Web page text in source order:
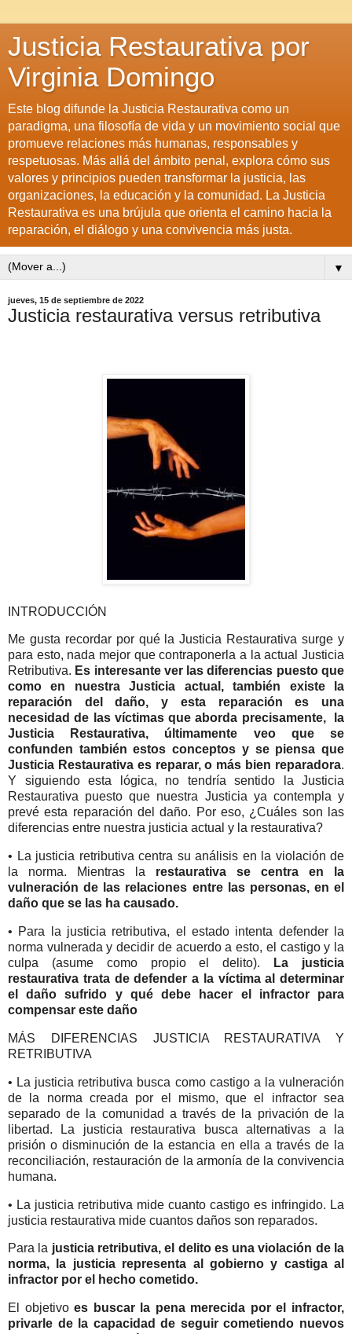
Justicia Restaurativa por
Virginia Domingo
Este blog difunde la Justicia Restaurativa como un
paradigma, una filosofía de vida y un movimiento social que
promueve relaciones más humanas, responsables y
respetuosas. Más allá del ámbito penal, explora cómo sus
valores y principios pueden transformar la justicia, las
organizaciones, la educación y la comunidad. La Justicia
Restaurativa es una brújula que orienta el camino hacia la
reparación, el diálogo y una convivencia más justa.
▼
jueves, 15 de septiembre de 2022
Justicia restaurativa versus retributiva
INTRODUCCIÓN
Me gusta recordar por qué la Justicia Restaurativa surge y
para esto, nada mejor que contraponerla a la actual Justicia
Retributiva. Es interesante ver las diferencias puesto que
como en nuestra Justicia actual, también existe la
reparación del daño, y esta reparación es una
necesidad de las víctimas que aborda precisamente, la
Justicia Restaurativa, últimamente veo que se
confunden también estos conceptos y se piensa que
Justicia Restaurativa es reparar, o más bien reparadora.
Y siguiendo esta lógica, no tendría sentido la Justicia
Restaurativa puesto que nuestra Justicia ya contempla y
prevé esta reparación del daño. Por eso, ¿Cuáles son las
diferencias entre nuestra justicia actual y la restaurativa?
• La justicia retributiva centra su análisis en la violación de
la norma. Mientras la restaurativa se centra en la
vulneración de las relaciones entre las personas, en el
daño que se las ha causado.
• Para la justicia retributiva, el estado intenta defender la
norma vulnerada y decidir de acuerdo a esto, el castigo y la
culpa (asume como propio el delito).
La justicia
restaurativa trata de defender a la víctima al determinar
el daño sufrido y qué debe hacer el infractor para
compensar este daño
MÁS DIFERENCIAS JUSTICIA RESTAURATIVA Y
RETRIBUTIVA
• La justicia retributiva busca como castigo a la vulneración
de la norma creada por el mismo, que el infractor sea
separado de la comunidad a través de la privación de la
libertad. La justicia restaurativa busca alternativas a la
prisión o disminución de la estancia en ella a través de la
reconciliación, restauración de la armonía de la convivencia
humana.
• La justicia retributiva mide cuanto castigo es infringido. La
justicia restaurativa mide cuantos daños son reparados.
Para la justicia retributiva, el delito es una violación de la
norma, la justicia representa al gobierno y castiga al
infractor por el hecho cometido.
El objetivoes buscar la pena merecida por el infractor,
privarle de la capacidad de seguir cometiendo nuevos